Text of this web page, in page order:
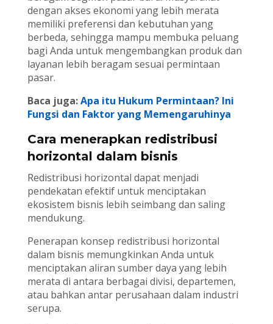
dengan akses ekonomi yang lebih merata
memiliki preferensi dan kebutuhan yang
berbeda, sehingga mampu membuka peluang
bagi Anda untuk mengembangkan produk dan
layanan lebih beragam sesuai permintaan
pasar.
Baca juga:Apa itu Hukum Permintaan? Ini
Fungsi dan Faktor yang Memengaruhinya
Cara menerapkan redistribusi
horizontal dalam bisnis
Redistribusi horizontal dapat menjadi
pendekatan efektif untuk menciptakan
ekosistem bisnis lebih seimbang dan saling
mendukung.
Penerapan konsep redistribusi horizontal
dalam bisnis memungkinkan Anda untuk
menciptakan aliran sumber daya yang lebih
merata di antara berbagai divisi, departemen,
atau bahkan antar perusahaan dalam industri
serupa.